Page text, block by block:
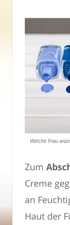
Welche Frau
Zum
Creme
an
Haut der